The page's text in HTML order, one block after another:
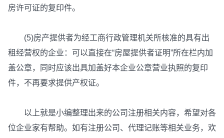
房许可证的复印件。
(5)房产提供者为经工商行政管理机关所核准的具有出
租经营权的企业：可以直接在“房屋提供者证明”所在栏内加
盖公章，同时应该出具加盖好本企业公章营业执照的复印
件，不再要求提供产权证。
以上就是小编整理出来的公司注册相关内容，希望对各
位企业家有帮助。如有注册公司、代理记账等相关业务，欢